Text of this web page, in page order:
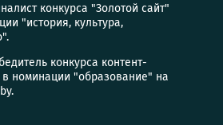
конкурса "Золотой сайт"
"история, культура,
конкурса контент-
в номинации "образование" на